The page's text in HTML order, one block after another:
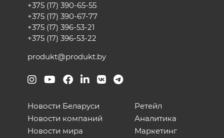
+375 (17) 390-65-55
+375 (17) 390-67-77
+375 (17) 396-53-21
+375 (17) 396-53-22
produkt@produkt.by
Новости Беларуси
Новости компаний
Новости мира
Ретейл
Аналитика
Маркетинг